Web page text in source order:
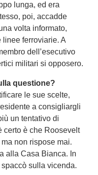
lunga, ed era
poi, accadde
volta informato,
linee ferroviarie. A
dell’esecutivo
militari si opposero.
questione?
le sue scelte,
a consigliargli
un tentativo di
certo è che Roosevelt
non rispose mai.
alla Casa Bianca. In
sulla vicenda.